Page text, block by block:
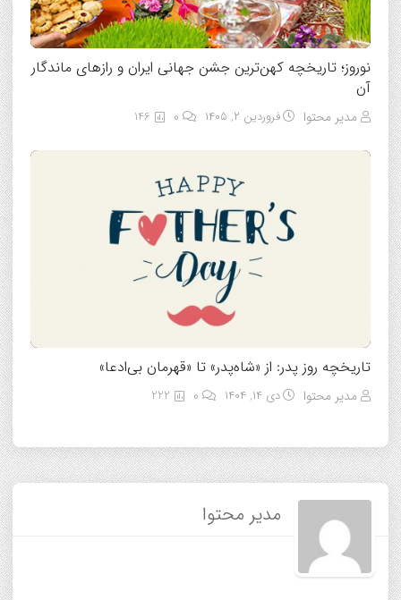
نوروز؛ تاریخچه کهن‌ترین جشن جهانی ایران و رازهای ماندگار
آن
مدیر محتوا فروردین ۲, ۱۴۰۵ 146
تاریخچه روز پدر: از «شاه‌پدر» تا «قهرمان بی‌ادعا»
مدیر محتوا دی ۱۴, ۱۴۰۴ 222
مدیر محتوا